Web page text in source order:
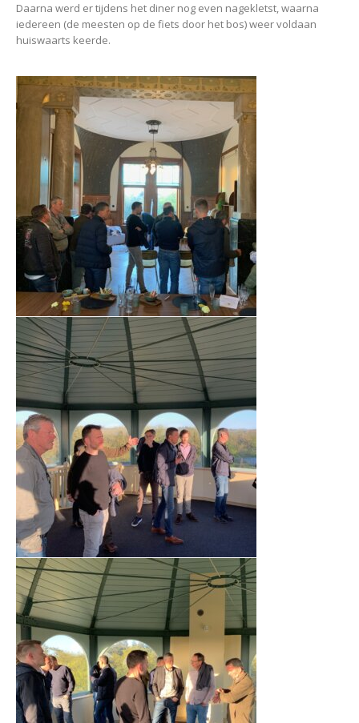
Daarna werd er tijdens het diner nog even nagekletst, waarna
iedereen (de meesten op de fiets door het bos) weer voldaan
huiswaarts keerde.